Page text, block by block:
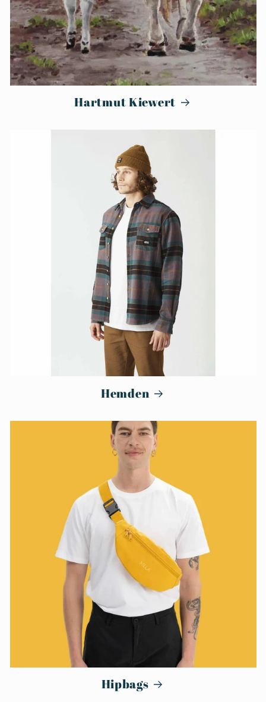
Hartmut Kiewert
Hemden
Hipbags